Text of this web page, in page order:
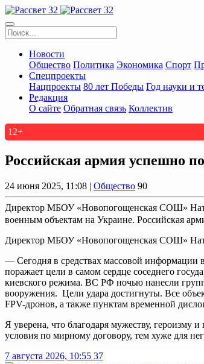
Новости
Общество Политика Экономика Спорт
Спецпроекты
Нацпроекты 80 лет Победы Год науки и
Редакция
О сайте Обратная связь Коллектив
12+
Российская армия успешно
24 июня 2025, 11:08 | Общество 90
Директор МБОУ «Новопогощенская СОШ»
военным объектам на Украине. Российская
Директор МБОУ «Новопогощенская СОШ»
— Сегодня в средствах массовой информации
поражает цели в самом сердце соседнего
киевского режима. ВС РФ ночью нанесли
вооружения. Цели удара достигнуты. Все
FPV-дронов, а также пунктам временной
Я уверена, что благодаря мужеству, героизму
условия по мирному договору, тем хуже для
7 августа 2026, 10:55 37